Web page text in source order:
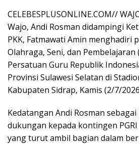
CELEBESPLUSONLINE.COM//
Wajo, Andi Rosman didampingi
PKK, Fatmawati Amin menghadiri
Olahraga, Seni, dan Pembelajaran
Persatuan Guru Republik
Provinsi Sulawesi Selatan di
Kabupaten Sidrap, Kamis (2/7/
Kedatangan Andi Rosman
dukungan kepada kontingen
yang turut ambil bagian dalam